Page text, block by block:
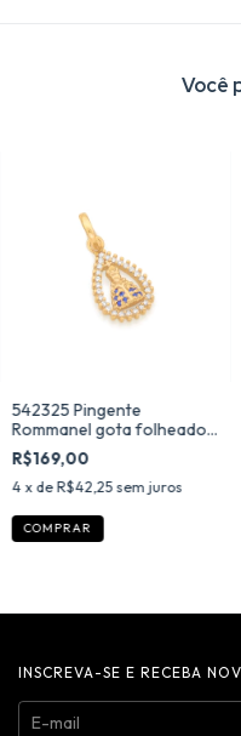
Você
542325 Pingente
Rommanel gota folheado
a ouro n. sra. aparecida
com zircônias
R$169,00
4 x de R$42,25 sem juros
INSCREVA-SE E RECEBA